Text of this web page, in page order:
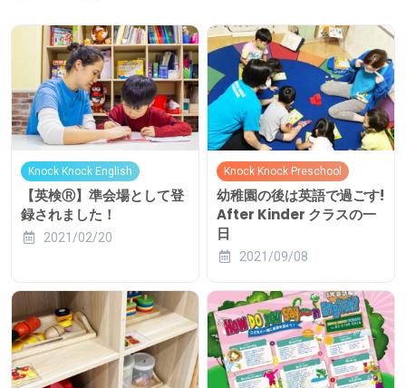
Knock Knock English
【英検Ⓡ】準会場として登
録されました！
2021/02/20
Knock Knock Preschool
幼稚園の後は英語で過ごす!
After Kinder クラスの一
日
2021/09/08